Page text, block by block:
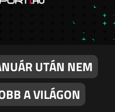
UTÁN NEM
A VILÁGON